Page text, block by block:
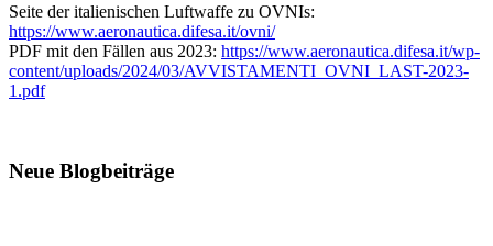
Seite der italienischen Luftwaffe zu OVNIs:
https://www.aeronautica.difesa.it/ovni/
PDF mit den Fällen aus 2023: https://www.aeronautica.difesa.it/wp-
content/uploads/2024/03/AVVISTAMENTI_OVNI_LAST-2023-
1.pdf
Neue Blogbeiträge